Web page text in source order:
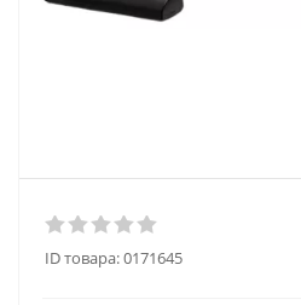
ID товара:0171645